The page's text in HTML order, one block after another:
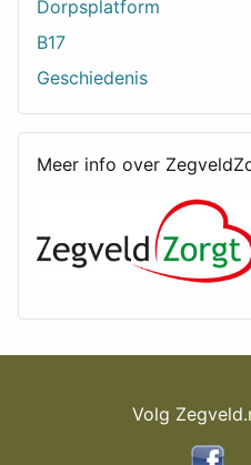
Dorpsplatform
B17
Geschiedenis
Meer info over
Volg